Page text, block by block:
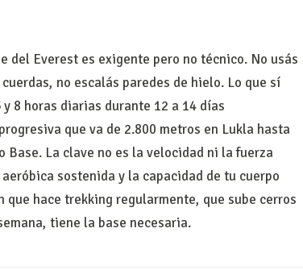
del Everest es exigente pero no técnico. No usás
no escalás paredes de hielo. Lo que sí
8 horas diarias durante 12 a 14 días
que va de 2.800 metros en Lukla hasta
Base. La clave no es la velocidad ni la fuerza
sostenida y la capacidad de tu cuerpo
que hace trekking regularmente, que sube cerros
tiene la base necesaria.